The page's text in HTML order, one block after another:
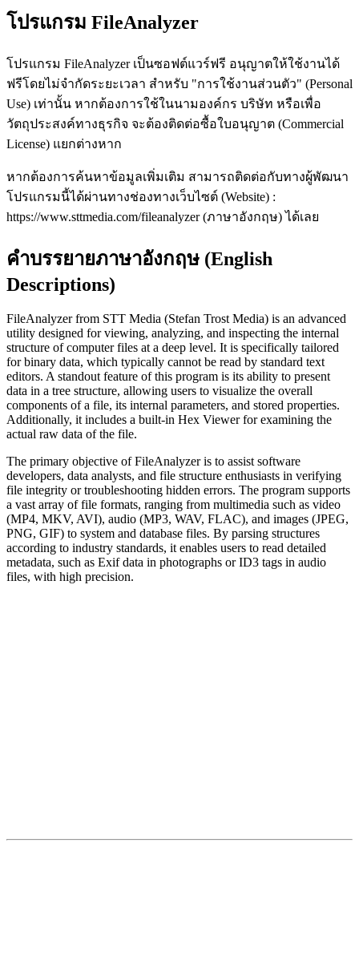
โปรแกรม FileAnalyzer
โปรแกรม FileAnalyzer เป็นซอฟต์แวร์ฟรี อนุญาตให้ใช้งานได้
ฟรีโดยไม่จำกัดระยะเวลา สำหรับ "การใช้งานส่วนตัว" (Personal
Use) เท่านั้น หากต้องการใช้ในนามองค์กร บริษัท หรือเพื่อ
วัตถุประสงค์ทางธุรกิจ จะต้องติดต่อซื้อใบอนุญาต (Commercial
License) แยกต่างหาก
หากต้องการค้นหาข้อมูลเพิ่มเติม สามารถติดต่อกับทางผู้พัฒนา
โปรแกรมนี้ได้ผ่านทางช่องทางเว็บไซต์ (Website) :
https://www.sttmedia.com/fileanalyzer (ภาษาอังกฤษ) ได้เลย
คำบรรยายภาษาอังกฤษ (English
Descriptions)
FileAnalyzer from STT Media (Stefan Trost Media) is an advanced
utility designed for viewing, analyzing, and inspecting the internal
structure of computer files at a deep level. It is specifically tailored
for binary data, which typically cannot be read by standard text
editors. A standout feature of this program is its ability to present
data in a tree structure, allowing users to visualize the overall
components of a file, its internal parameters, and stored properties.
Additionally, it includes a built-in Hex Viewer for examining the
actual raw data of the file.
The primary objective of FileAnalyzer is to assist software
developers, data analysts, and file structure enthusiasts in verifying
file integrity or troubleshooting hidden errors. The program supports
a vast array of file formats, ranging from multimedia such as video
(MP4, MKV, AVI), audio (MP3, WAV, FLAC), and images (JPEG,
PNG, GIF) to system and database files. By parsing structures
according to industry standards, it enables users to read detailed
metadata, such as Exif data in photographs or ID3 tags in audio
files, with high precision.